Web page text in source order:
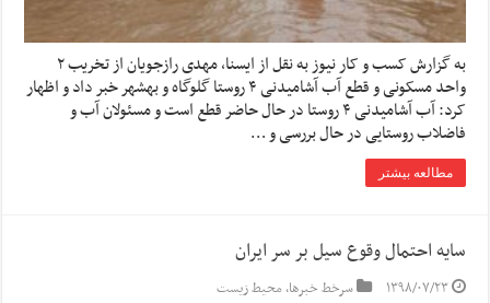
به گزارش کسب و کار نیوز به نقل از ایسنا, مهدی رازجویان از تخریب ۲
واحد مسکونی و قطع آب آشامیدنی ۴ روستا گلوگاه و بهشهر خبر داد و اظهار
کرد: آب آشامیدنی ۴ روستا در حال حاضر قطع است و مسئولان آب و
فاضلاب روستایی در حال بررسی و …
مطالعه بیشتر
سایه احتمال وقوع سیل بر سر ایران
۱۳۹۸/۰۷/۲۳ سرخط خبرها,محیط زیست